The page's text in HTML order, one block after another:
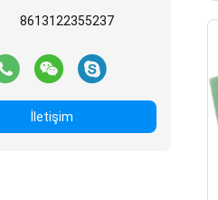
8613122355237
İletişim